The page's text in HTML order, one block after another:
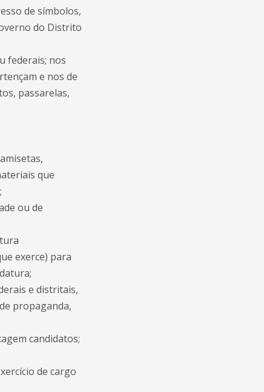
de símbolos,
do Distrito
federais; nos
e nos de
passarelas,
que
ou de
exerce) para
e distritais,
propaganda,
candidatos;
de cargo